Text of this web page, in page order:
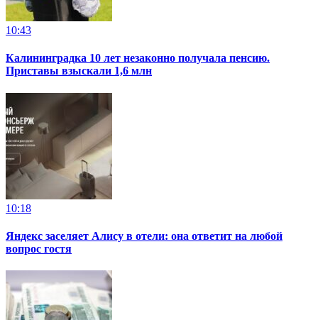
10:43
Калининградка 10 лет незаконно получала пенсию.
Приставы взыскали 1,6 млн
10:18
Яндекс заселяет Алису в отели: она ответит на любой
вопрос гостя